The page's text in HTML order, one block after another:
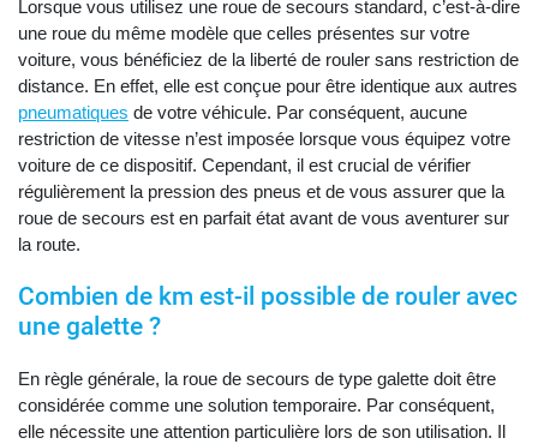
Lorsque vous utilisez une roue de secours standard, c’est-à-dire
une roue du même modèle que celles présentes sur votre
voiture, vous bénéficiez de la liberté de rouler sans restriction de
distance. En effet, elle est conçue pour être identique aux autres
pneumatiques de votre véhicule. Par conséquent, aucune
restriction de vitesse n’est imposée lorsque vous équipez votre
voiture de ce dispositif. Cependant, il est crucial de vérifier
régulièrement la pression des pneus et de vous assurer que la
roue de secours est en parfait état avant de vous aventurer sur
la route.
Combien de km est-il possible de rouler avec
une galette ?
En règle générale, la roue de secours de type galette doit être
considérée comme une solution temporaire. Par conséquent,
elle nécessite une attention particulière lors de son utilisation. Il